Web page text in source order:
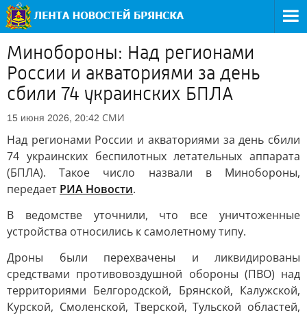
Минобороны: Над регионами
России и акваториями за день
сбили 74 украинских БПЛА
15 июня 2026, 20:42 СМИ
Над регионами России и акваториями за день сбили
74 украинских беспилотных летательных аппарата
(БПЛА). Такое число назвали в Минобороны,
передает РИА Новости.
В ведомстве уточнили, что все уничтоженные
устройства относились к самолетному типу.
Дроны были перехвачены и ликвидированы
средствами противовоздушной обороны (ПВО) над
территориями Белгородской, Брянской, Калужской,
Курской, Смоленской, Тверской, Тульской областей,